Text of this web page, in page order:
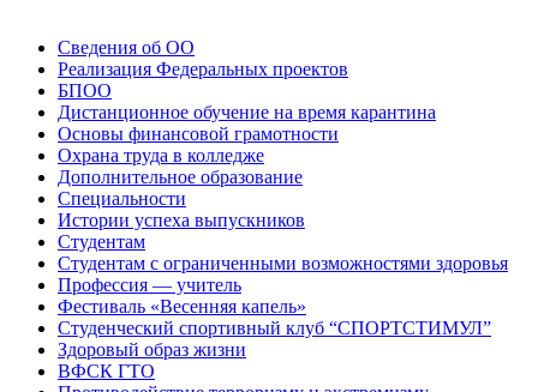
Сведения об ОО
Реализация Федеральных проектов
БПОО
Дистанционное обучение на время карантина
Основы финансовой грамотности
Охрана труда в колледже
Дополнительное образование
Специальности
Истории успеха выпускников
Студентам
Студентам с ограниченными возможностями здоровья
Профессия — учитель
Фестиваль «Весенняя капель»
Студенческий спортивный клуб “СПОРТСТИМУЛ”
Здоровый образ жизни
ВФСК ГТО